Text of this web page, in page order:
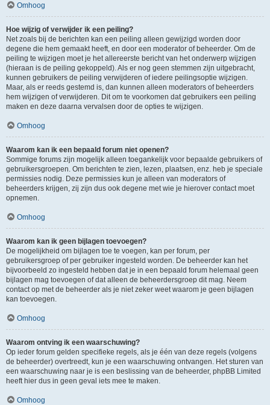
Omhoog
Hoe wijzig of verwijder ik een peiling?
Net zoals bij de berichten kan een peiling alleen gewijzigd worden door
degene die hem gemaakt heeft, en door een moderator of beheerder. Om de
peiling te wijzigen moet je het allereerste bericht van het onderwerp wijzigen
(hieraan is de peiling gekoppeld). Als er nog geen stemmen zijn uitgebracht,
kunnen gebruikers de peiling verwijderen of iedere peilingsoptie wijzigen.
Maar, als er reeds gestemd is, dan kunnen alleen moderators of beheerders
hem wijzigen of verwijderen. Dit om te voorkomen dat gebruikers een peiling
maken en deze daarna vervalsen door de opties te wijzigen.
Omhoog
Waarom kan ik een bepaald forum niet openen?
Sommige forums zijn mogelijk alleen toegankelijk voor bepaalde gebruikers of
gebruikersgroepen. Om berichten te zien, lezen, plaatsen, enz. heb je speciale
permissies nodig. Deze permissies kun je alleen van moderators of
beheerders krijgen, zij zijn dus ook degene met wie je hierover contact moet
opnemen.
Omhoog
Waarom kan ik geen bijlagen toevoegen?
De mogelijkheid om bijlagen toe te voegen, kan per forum, per
gebruikersgroep of per gebruiker ingesteld worden. De beheerder kan het
bijvoorbeeld zo ingesteld hebben dat je in een bepaald forum helemaal geen
bijlagen mag toevoegen of dat alleen de beheerdersgroep dit mag. Neem
contact op met de beheerder als je niet zeker weet waarom je geen bijlagen
kan toevoegen.
Omhoog
Waarom ontving ik een waarschuwing?
Op ieder forum gelden specifieke regels, als je één van deze regels (volgens
de beheerder) overtreedt, kun je een waarschuwing ontvangen. Het sturen van
een waarschuwing naar je is een beslissing van de beheerder, phpBB Limited
heeft hier dus in geen geval iets mee te maken.
Omhoog